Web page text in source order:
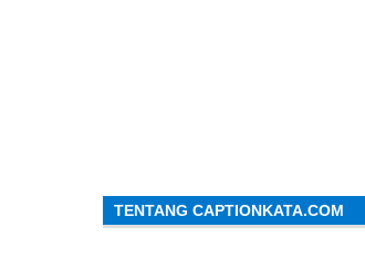
TENTANG CAPTIONKATA.COM